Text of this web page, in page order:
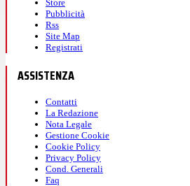
Store
Pubblicità
Rss
Site Map
Registrati
ASSISTENZA
Contatti
La Redazione
Nota Legale
Gestione Cookie
Cookie Policy
Privacy Policy
Cond. Generali
Faq